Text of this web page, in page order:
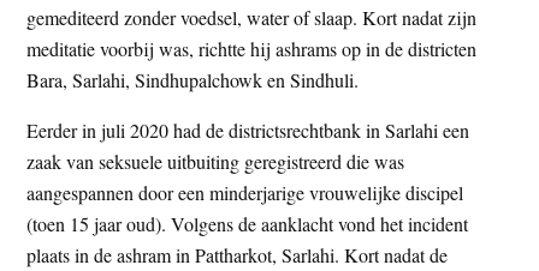
gemediteerd zonder voedsel, water of slaap. Kort nadat zijn
meditatie voorbij was, richtte hij ashrams op in de districten
Bara, Sarlahi, Sindhupalchowk en Sindhuli.
Eerder in juli 2020 had de districtsrechtbank in Sarlahi een
zaak van seksuele uitbuiting geregistreerd die was
aangespannen door een minderjarige vrouwelijke discipel
(toen 15 jaar oud). Volgens de aanklacht vond het incident
plaats in de ashram in Pattharkot, Sarlahi. Kort nadat de